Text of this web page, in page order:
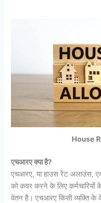
House
एचआरए क्या है?
एचआरए, या हाउस रेंट अलाउंस,
को कवर करने के लिए कर्मचारियों के
वेतन है। एचआरए किसी व्यक्ति के